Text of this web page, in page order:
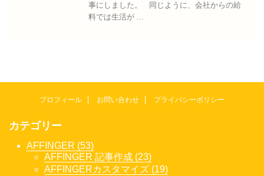
事にしました。 同じように、会社からの給
料では生活が ...
プロフィール お問い合わせ プライバシーポリシー
カテゴリー
AFFINGER (53)
AFFINGER 記事作成 (23)
AFFINGERカスタマイズ (19)